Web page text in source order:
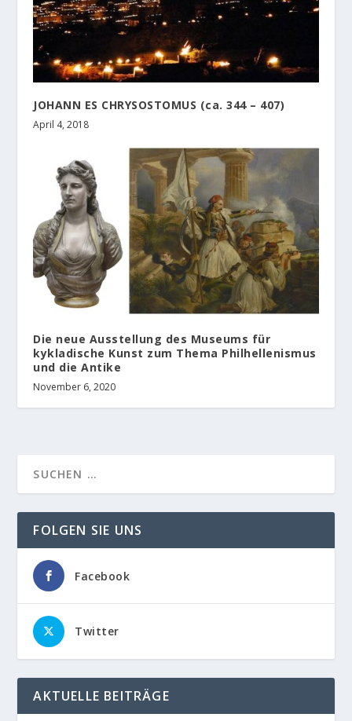
JOHANN ES CHRYSOSTOMUS (ca. 344 – 407)
April 4, 2018
Die neue Ausstellung des Museums für
kykladische Kunst zum Thema Philhellenismus
und die Antike
November 6, 2020
FOLGEN SIE UNS
Facebook
Twitter
AKTUELLE BEITRÄGE